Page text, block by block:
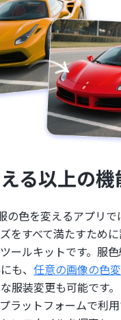
る以上の機
の色を変えるアプリで
をすべて満たすため
ールキットです。服
も、 任意の画像の色
服装変更も可能です。
ラットフォームで利